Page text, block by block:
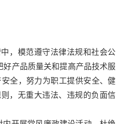
，模范遵守法律法规和社会公
产品质量关和提高产品技术服
全，努力为职工提供安全、健
，无重大违法、违规的负面信